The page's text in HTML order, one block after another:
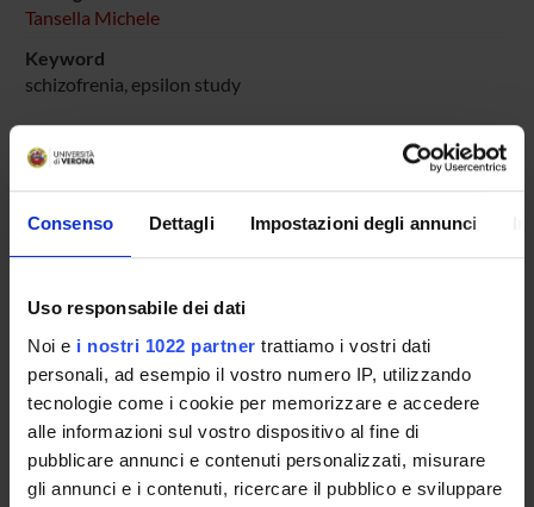
Consenso Dettagli Impostazioni degli annunci
Uso responsabile dei dati
Noi e i nostri 1022 partner trattiamo i vostri dati
personali, ad esempio il vostro numero IP, utilizzando
tecnologie come i cookie per memorizzare e accedere
alle informazioni sul vostro dispositivo al fine di
pubblicare annunci e contenuti personalizzati, misurare
gli annunci e i contenuti, ricercare il pubblico e sviluppare
Tansella Michele
Keyword
schizofrenia, epsilon study
Eli Lilly Spa
PROJECT PARTICIPANTS
Michele Tansella